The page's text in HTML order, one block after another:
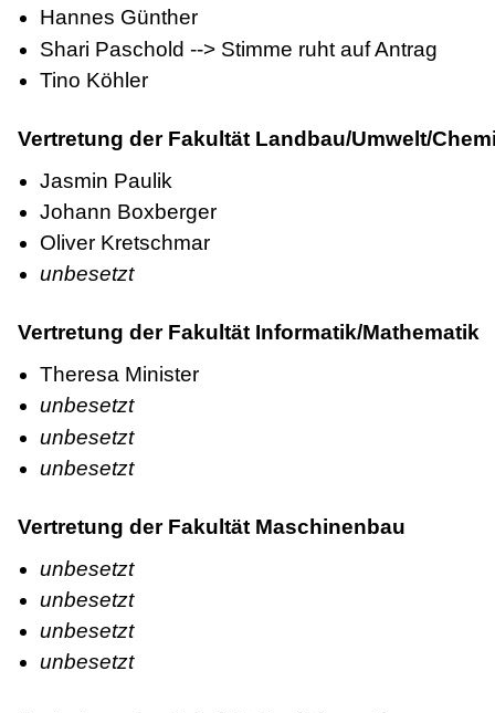
Hannes Günther
Shari Paschold --> Stimme ruht auf Antrag
Tino Köhler
Vertretung der Fakultät Landbau/Umwelt/
Jasmin Paulik
Johann Boxberger
Oliver Kretschmar
unbesetzt
Vertretung der Fakultät Informatik/Mathematik
Theresa Minister
unbesetzt
unbesetzt
unbesetzt
Vertretung der Fakultät Maschinenbau
unbesetzt
unbesetzt
unbesetzt
unbesetzt